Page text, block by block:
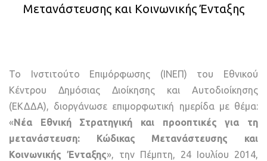
Μετανάστευσης και Κοινωνικής Ένταξης
Το Ινστιτούτο Επιμόρφωσης (ΙΝΕΠ) του Εθνικού
Κέντρου Δημόσιας Διοίκησης και Αυτοδιοίκησης
(ΕΚΔΔΑ), διοργάνωσε επιμορφωτική ημερίδα με θέμα:
« Νέα Εθνική Στρατηγική και προοπτικές για τη
μετανάστευση: Κώδικας Μετανάστευσης και
Κοινωνικής Ένταξης», την Πέμπτη, 24 Ιουλίου 2014,